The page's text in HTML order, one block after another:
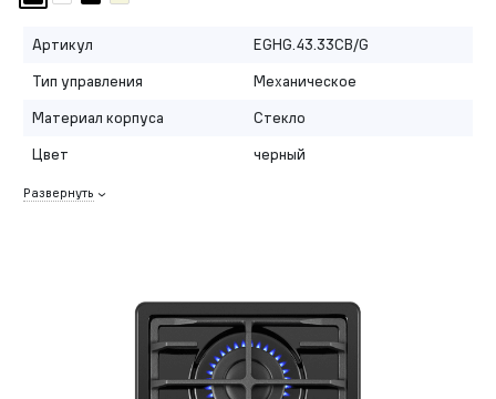
Артикул
EGHG.43.33CB/G
Тип управления
Механическое
Материал корпуса
Стекло
Цвет
черный
Развернуть